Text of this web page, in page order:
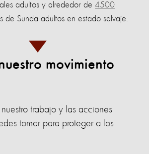
adultos y alrededor de 4500
de Sunda adultos en estado salvaje.
movimiento
nuestro trabajo y las acciones
tomar para proteger a los